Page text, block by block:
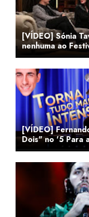
[VÍDEO] Sónia
nenhuma ao
[VÍDEO]
Dois" no '5 Para